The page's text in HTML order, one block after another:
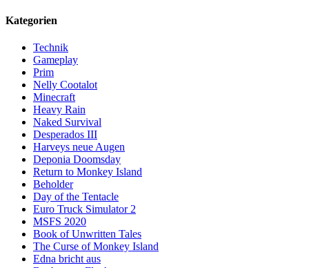
Kategorien
Technik
Gameplay
Prim
Nelly Cootalot
Minecraft
Heavy Rain
Naked Survival
Desperados III
Harveys neue Augen
Deponia Doomsday
Return to Monkey Island
Beholder
Day of the Tentacle
Euro Truck Simulator 2
MSFS 2020
Book of Unwritten Tales
The Curse of Monkey Island
Edna bricht aus